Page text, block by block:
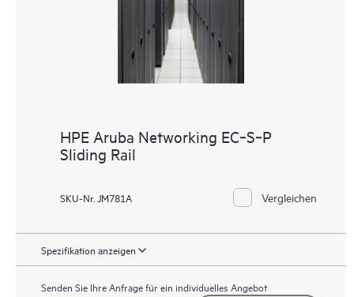
HPE Aruba Networking EC‑S‑P
Sliding Rail
SKU-Nr. JM781A Vergleichen
Spezifikation anzeigen
Senden Sie Ihre Anfrage für ein individuelles Angebot